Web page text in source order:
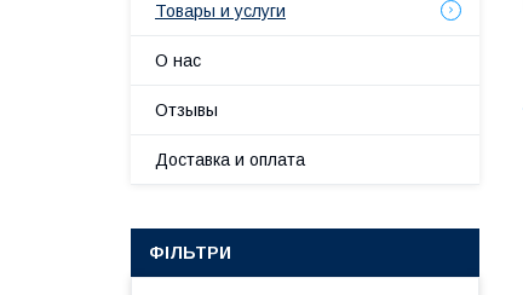
Товары и услуги
О нас
Отзывы
Доставка и оплата
ФІЛЬТРИ